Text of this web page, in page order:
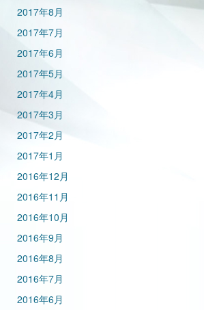
2017年8月
2017年7月
2017年6月
2017年5月
2017年4月
2017年3月
2017年2月
2017年1月
2016年12月
2016年11月
2016年10月
2016年9月
2016年8月
2016年7月
2016年6月